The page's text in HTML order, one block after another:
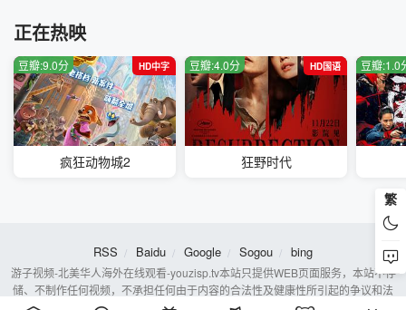
正在热映
HD中字
豆瓣:9.0分
疯狂动物城2
HD国语
豆瓣:4.0分
狂野时代
豆瓣:1.0
繁
RSS Baidu Google Sogou bing
游子视频-北美华人海外在线观看-youzisp.tv本站只提供WEB页面服务，本站不存
储、不制作任何视频，不承担任何由于内容的合法性及健康性所引起的争议和法
律责任。若本站收录内容侵犯了您的权益，请附说明联系邮箱，本站将第一时间